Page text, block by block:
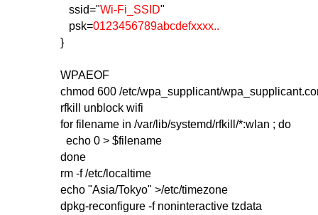
ssid="Wi-Fi_SSID"
psk=0123456789abcdefxxxx..
}
WPAEOF
chmod 600 /etc/wpa_supplicant/
rfkill unblock wifi
for filename in /var/lib/systemd/rfkill/*:wlan ; do
echo 0 > $filename
done
rm -f /etc/localtime
echo "Asia/Tokyo" >/etc/timezone
dpkg-reconfigure -f noninteractive tzdata